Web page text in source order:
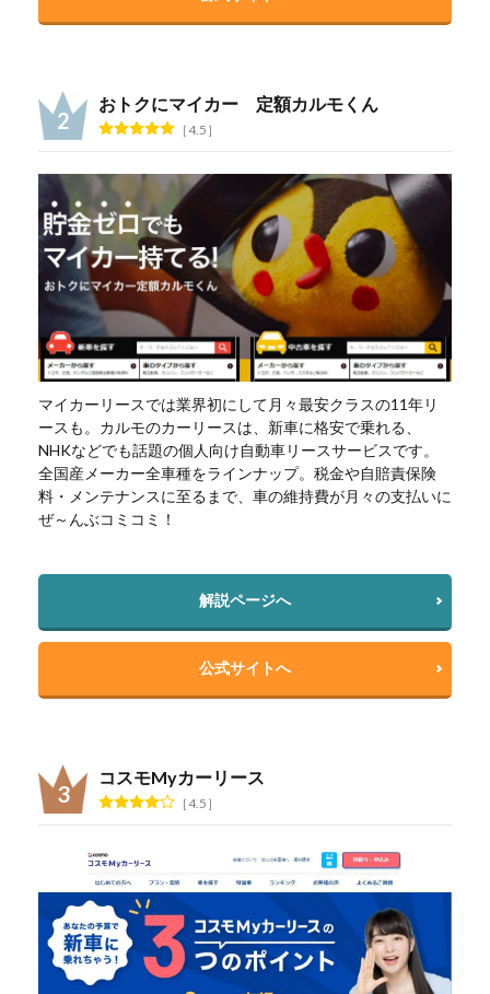
おトクにマイカー 定額カルモくん
4.5
マイカーリースでは業界初にして月々最安クラスの11年リ
ースも。カルモのカーリースは、新車に格安で乗れる、
NHKなどでも話題の個人向け自動車リースサービスです。
全国産メーカー全車種をラインナップ。税金や自賠責保険
料・メンテナンスに至るまで、車の維持費が月々の支払いに
ぜ～んぶコミコミ！
解説ページへ
公式サイトへ
コスモMyカーリース
4.5